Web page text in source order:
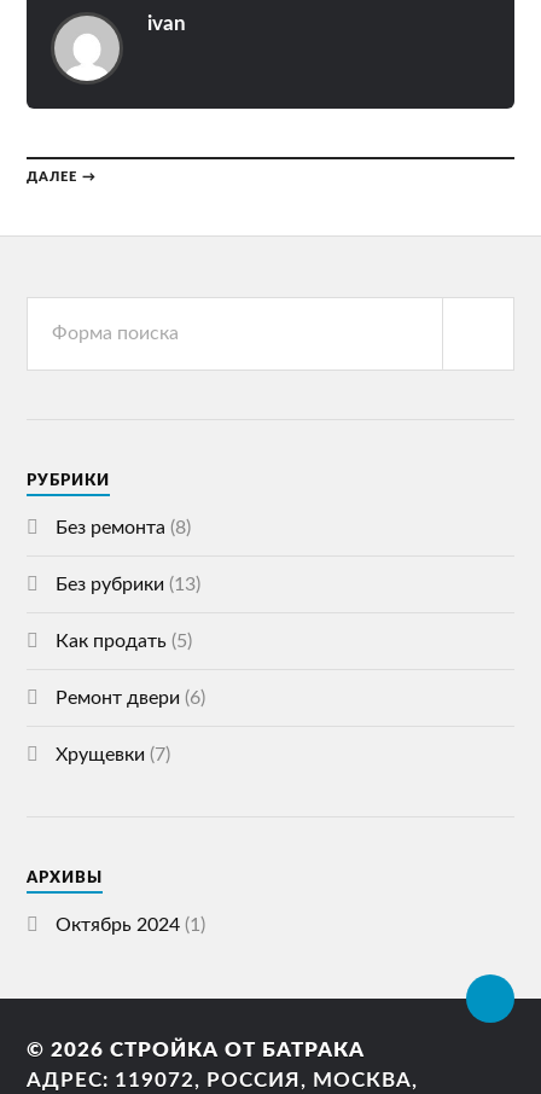
ivan
ДАЛЕЕ →
РУБРИКИ
Без ремонта (8)
Без рубрики (13)
Как продать (5)
Ремонт двери (6)
Хрущевки (7)
АРХИВЫ
Октябрь 2024 (1)
© 2026СТРОЙКА ОТ БАТРАКА
АДРЕС: 119072, РОССИЯ, МОСКВА,